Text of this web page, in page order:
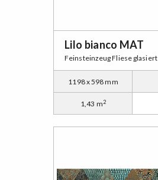
Lilo bianco MAT
Feinsteinzeug Fliese glasiert
1198 x 598 mm
1,43 m2